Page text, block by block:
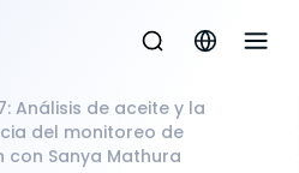
Análisis de aceite y la
del monitoreo de
con Sanya Mathura